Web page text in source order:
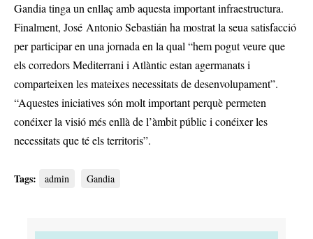
Gandia tinga un enllaç amb aquesta important infraestructura.
Finalment, José Antonio Sebastián ha mostrat la seua satisfacció
per participar en una jornada en la qual “hem pogut veure que
els corredors Mediterrani i Atlàntic estan agermanats i
comparteixen les mateixes necessitats de desenvolupament”.
“Aquestes iniciatives són molt important perquè permeten
conéixer la visió més enllà de l’àmbit públic i conéixer les
necessitats que té els territoris”.
Tags: admin Gandia